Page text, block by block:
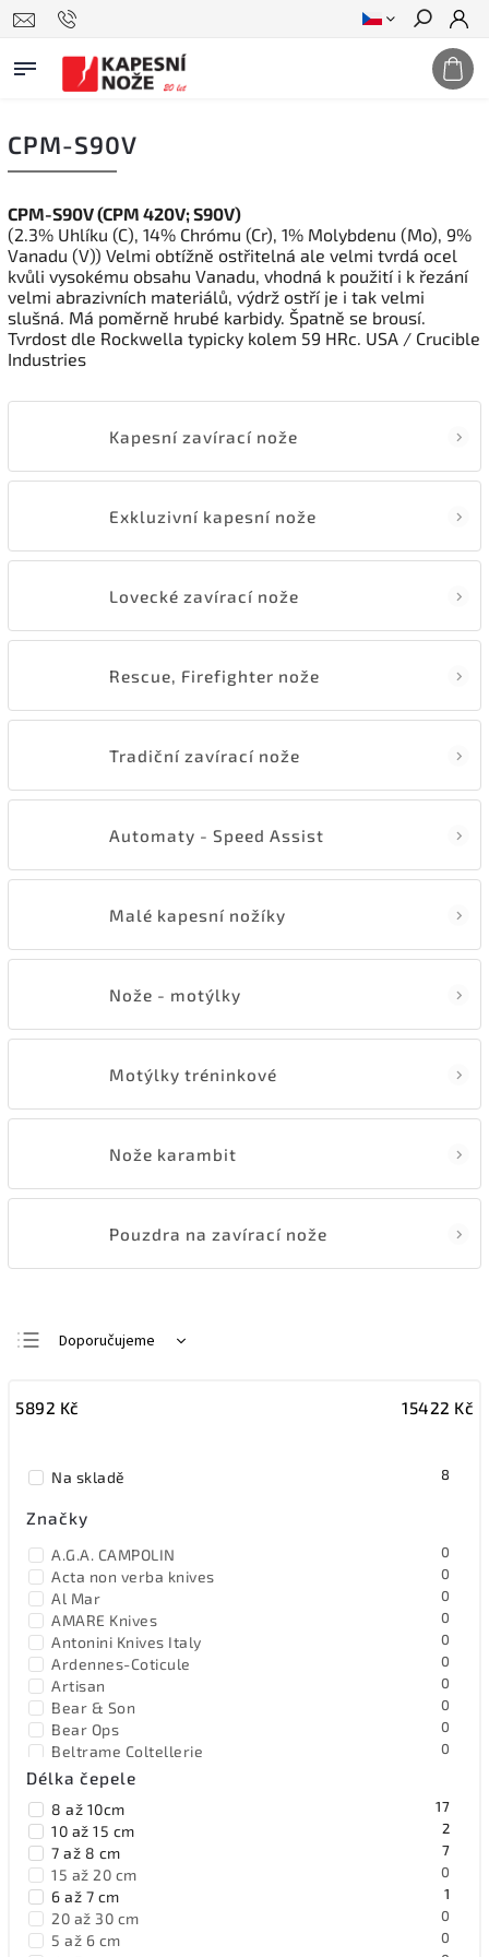
Hledat
CPM-S90V
CPM-S90V (CPM 420V; S90V)
(2.3% Uhlíku (C), 14% Chrómu (Cr), 1% Molybdenu (Mo), 9%
Vanadu (V)) Velmi obtížně ostřitelná ale velmi tvrdá ocel
kvůli vysokému obsahu Vanadu, vhodná k použití i k řezání
velmi abrazivních materiálů, výdrž ostří je i tak velmi
slušná. Má poměrně hrubé karbidy. Špatně se brousí.
Tvrdost dle Rockwella typicky kolem 59 HRc. USA / Crucible
Industries
Kapesní zavírací nože
Exkluzivní kapesní nože
Lovecké zavírací nože
Rescue, Firefighter nože
Tradiční zavírací nože
Automaty - Speed Assist
Malé kapesní nožíky
Nože - motýlky
Motýlky tréninkové
Nože karambit
Pouzdra na zavírací nože
Doporučujeme
Nejdražší
Abecedně
5892 Kč 15422 Kč
Na skladě 8
Značky
A.G.A. CAMPOLIN 0
Acta non verba knives 0
Al Mar 0
AMARE Knives 0
Antonini Knives Italy 0
Ardennes-Coticule 0
Artisan 0
Bear & Son 0
Bear Ops 0
Beltrame Coltellerie 0
Benchmade
Bestech Knives 0
Black Fox Knives 0
Blackjack 0
Böker Solingen 0
Browning 0
Buck 0
BucknBear 0
Délka čepele
8 až 10cm 17
10 až 15 cm 2
7 až 8 cm 7
15 až 20 cm 0
6 až 7 cm 1
20 až 30 cm 0
5 až 6 cm 0